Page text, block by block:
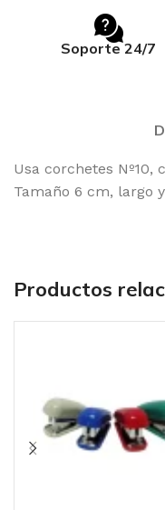
Soporte 24/7
Usa corchetes Nº10,
Tamaño 6 cm, largo
Productos